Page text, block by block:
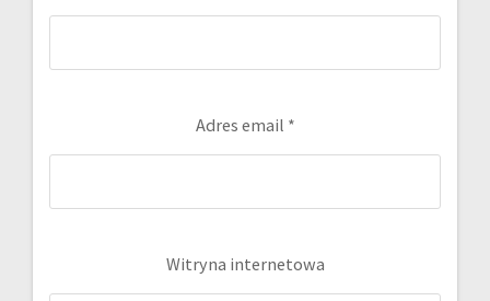
Adres email *
Witryna internetowa